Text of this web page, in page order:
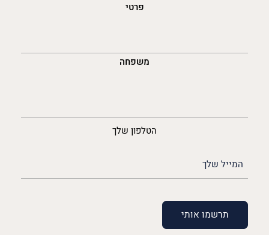
פרטי
משפחה
הטלפון שלך
(חובה)